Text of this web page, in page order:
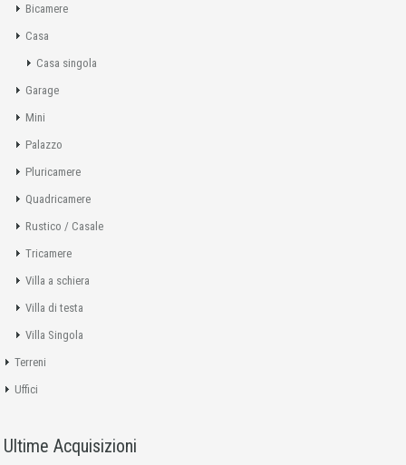
Bicamere
Casa
Casa singola
Garage
Mini
Palazzo
Pluricamere
Quadricamere
Rustico / Casale
Tricamere
Villa a schiera
Villa di testa
Villa Singola
Terreni
Uffici
Ultime Acquisizioni